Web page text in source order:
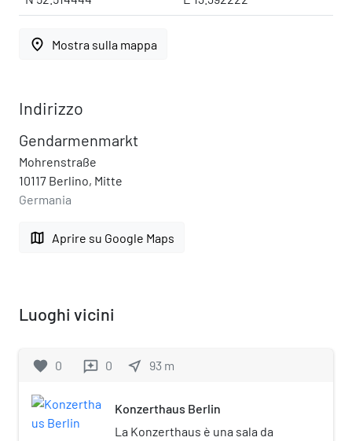
place Mostra sulla mappa
Indirizzo
Gendarmenmarkt
Mohrenstraße
10117 Berlino, Mitte
Germania
map Aprire su Google Maps
Luoghi vicini
favorite 0 reviews 0 near_me 93 m
Konzerthaus Berlin
La Konzerthaus è una sala da